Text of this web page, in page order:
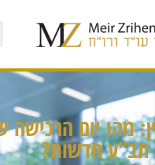
מהו יום הרכישה
תב"ע חדשות?